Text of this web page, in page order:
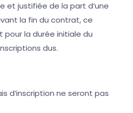
et justifiée de la part d’une
la fin du contrat, ce
pour la durée initiale du
dus.
d’inscription ne seront pas